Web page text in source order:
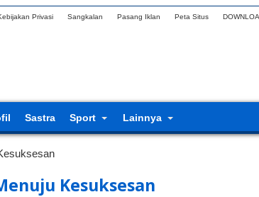
Privasi Sangkalan Pasang Iklan Peta Situs
Sastra Sport Lainnya
Kesuksesan